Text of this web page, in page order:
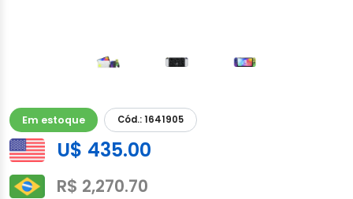
Em estoque Cód.: 1641905
U$ 435.00
R$ 2,270.70